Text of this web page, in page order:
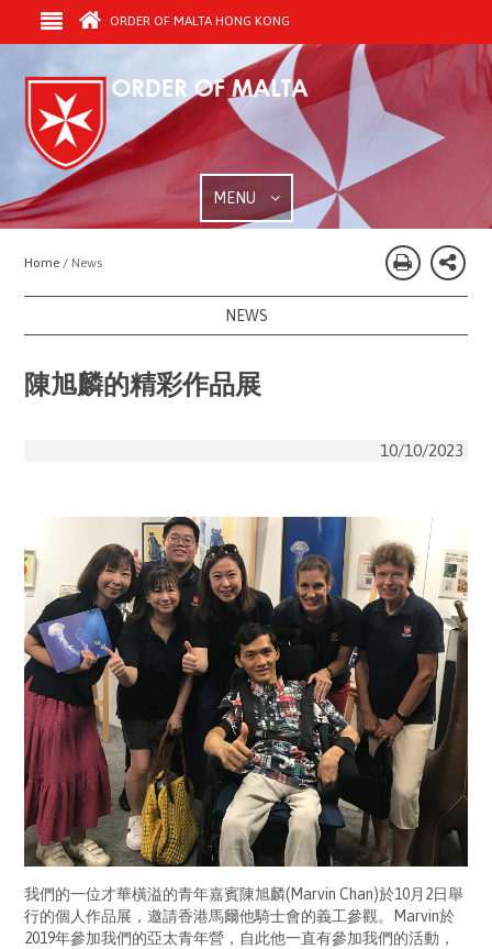
ORDER OF MALTA HONG KONG
MENU
Home / News
NEWS
陳旭麟的精彩作品展
10/10/2023
我們的一位才華橫溢的青年嘉賓陳旭麟(Marvin Chan)於10月2日舉
行的個人作品展，邀請香港馬爾他騎士會的義工參觀。Marvin於
2019年參加我們的亞太青年營，自此他一直有參加我們的活動，